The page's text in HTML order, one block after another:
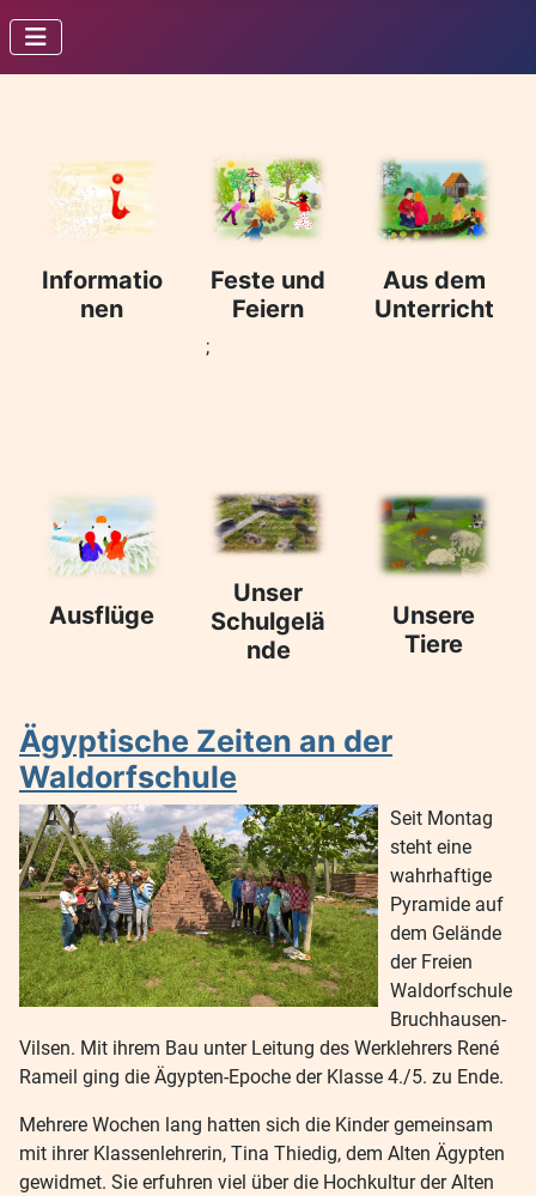
Informatio
nen
Feste und
Feiern
;
Aus dem
Unterricht
Ausflüge
Unser
Schulgelä
nde
Unsere
Tiere
Ägyptische Zeiten an der
Waldorfschule
Seit Montag
steht eine
wahrhaftige
Pyramide auf
dem Gelände
der Freien
Waldorfschule
Bruchhausen-
Vilsen. Mit ihrem Bau unter Leitung des Werklehrers René
Rameil ging die Ägypten-Epoche der Klasse 4./5. zu Ende.
Mehrere Wochen lang hatten sich die Kinder gemeinsam
mit ihrer Klassenlehrerin, Tina Thiedig, dem Alten Ägypten
gewidmet. Sie erfuhren viel über die Hochkultur der Alten